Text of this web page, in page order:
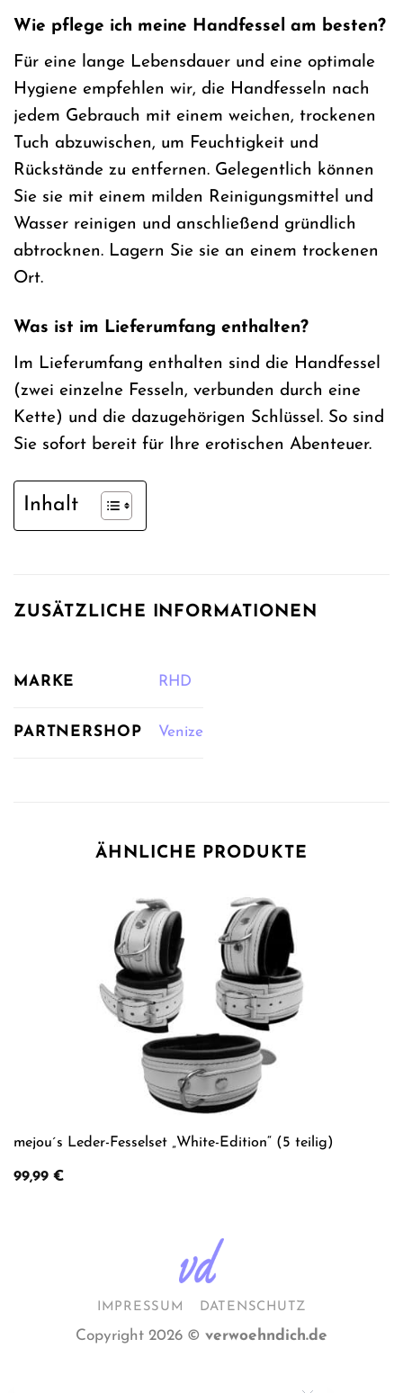
Wie pflege ich meine Handfessel am besten?
Für eine lange Lebensdauer und eine optimale
Hygiene empfehlen wir, die Handfesseln nach
jedem Gebrauch mit einem weichen, trockenen
Tuch abzuwischen, um Feuchtigkeit und
Rückstände zu entfernen. Gelegentlich können
Sie sie mit einem milden Reinigungsmittel und
Wasser reinigen und anschließend gründlich
abtrocknen. Lagern Sie sie an einem trockenen
Ort.
Was ist im Lieferumfang enthalten?
Im Lieferumfang enthalten sind die Handfessel
(zwei einzelne Fesseln, verbunden durch eine
Kette) und die dazugehörigen Schlüssel. So sind
Sie sofort bereit für Ihre erotischen Abenteuer.
Inhalt
ZUSÄTZLICHE INFORMATIONEN
MARKE RHD
PARTNERSHOP Venize
ÄHNLICHE PRODUKTE
mejou´s Leder-Fesselset „White-Edition“ (5 teilig)
99,99 €
IMPRESSUM DATENSCHUTZ
Copyright 2026 © verwoehndich.de